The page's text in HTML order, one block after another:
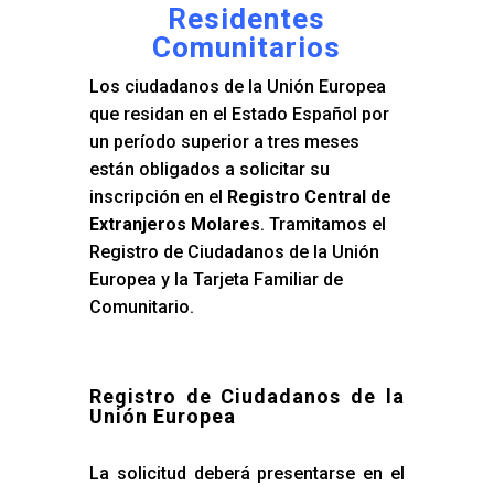
Residentes
Comunitarios
Los ciudadanos de la Unión Europea
que residan en el Estado Español por
un período superior a tres meses
están obligados a solicitar su
inscripción en el Registro Central de
Extranjeros Molares. Tramitamos el
Registro de Ciudadanos de la Unión
Europea y la Tarjeta Familiar de
Comunitario.
Registro de Ciudadanos de la
Unión Europea
La solicitud deberá presentarse en el